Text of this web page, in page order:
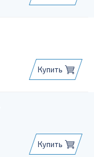
Купить
Купить